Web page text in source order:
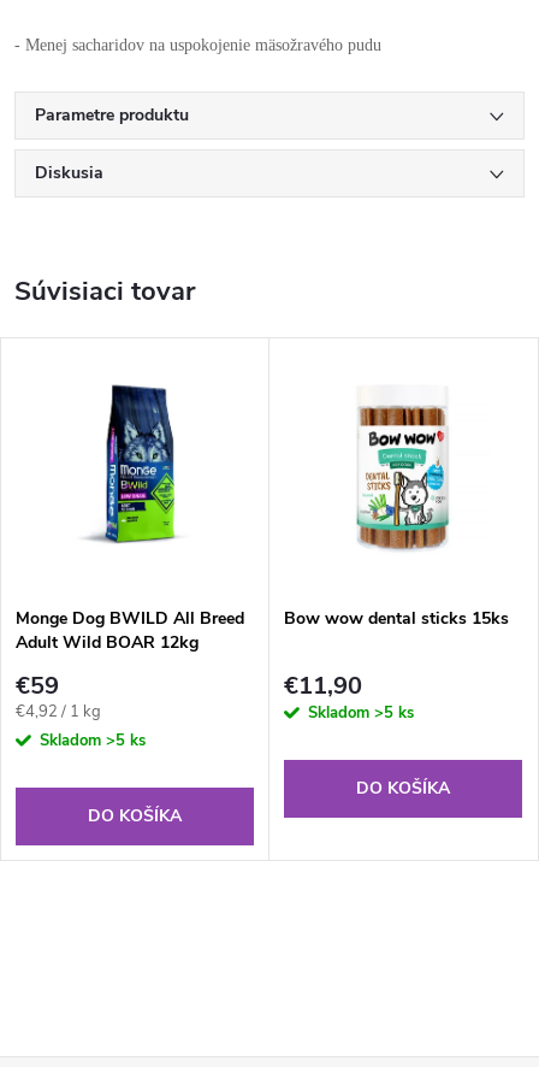
- Menej sacharidov na uspokojenie mäsožravého pudu
Parametre produktu
Diskusia
Súvisiaci tovar
Monge Dog BWILD All Breed
Adult Wild BOAR 12kg
€59
Jednotková
cena:
€4,92 / 1 kg
Skladom >5 ks
DO KOŠÍKA
Bow wow dental sticks 15ks
€11,90
Skladom >5 ks
DO KOŠÍKA